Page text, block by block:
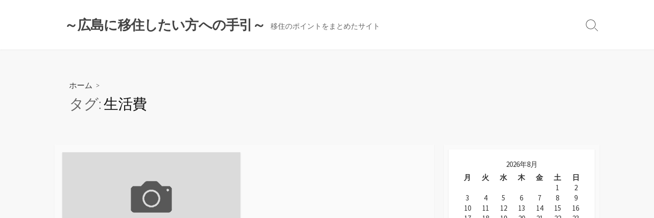
～広島に移住したい方への手引～ 移住のポイントをまとめたサイト
検
ホーム >
タグ:生活費
2026年8月
月
火 水 木 金 土
日
1
2
3
4 5 6 7 8
9
10
11 12 13 14 15
16